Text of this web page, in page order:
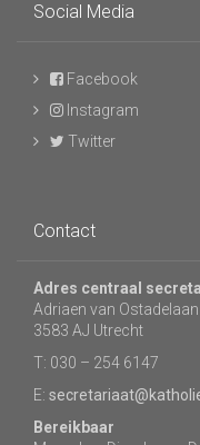
Social Media
Facebook
Instagram
Twitter
Contact
Adres centraal
Adriaen van
3583 AJ Utrecht
T: 030 – 254 6147
E:
Bereikbaar